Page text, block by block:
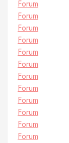
Forum
Forum
Forum
Forum
Forum
Forum
Forum
Forum
Forum
Forum
Forum
Forum